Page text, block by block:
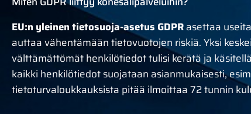
EU:n yleinen tietosuoja-asetus GDPRasettaa
auttaa vähentämään tietovuotojen riskiä. Yksi
välttämättömät henkilötiedot tulisi kerätä ja
kaikki henkilötiedot suojataan asianmukaisesti,
tietoturvaloukkauksista pitää ilmoittaa 72 tunnin